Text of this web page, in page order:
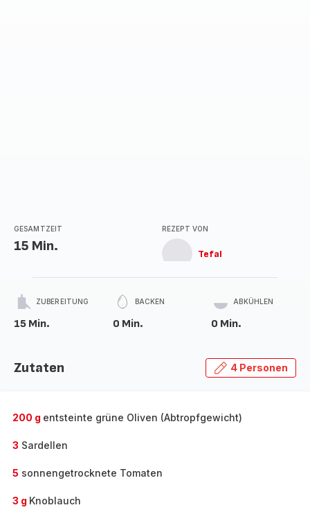
GESAMTZEIT
15 Min.
REZEPT VON
Tefal
ZUBEREITUNG
15 Min.
BACKEN
0 Min.
ABKÜHLEN
0 Min.
Zutaten 4 Personen
200 g entsteinte grüne Oliven (Abtropfgewicht)
3 Sardellen
5 sonnengetrocknete Tomaten
3 g Knoblauch